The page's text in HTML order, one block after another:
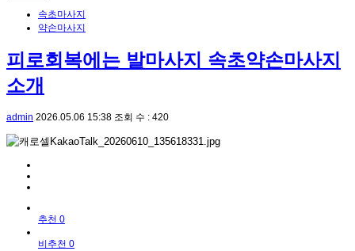
속초마사지
약손마사지
피로회복에는 발마사지 속초약손마사지
소개
admin 2026.05.06 15:38 조회 수 : 420
추천 0
비추천 0